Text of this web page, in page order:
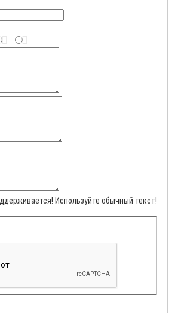
Используйте обычный текст!